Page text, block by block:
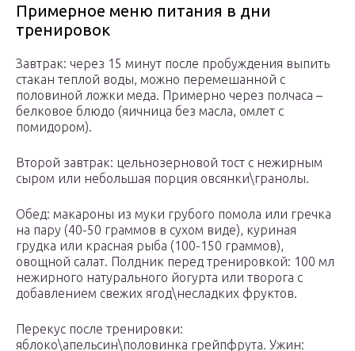
Примерное меню питания в дни
тренировок
Завтрак: через 15 минут после пробуждения выпить
стакан теплой воды, можно перемешанной с
половиной ложки меда. Примерно через полчаса –
белковое блюдо (яичница без масла, омлет с
помидором).
Второй завтрак: цельнозерновой тост с нежирным
сыром или небольшая порция овсянки\гранолы.
Обед: макароны из муки грубого помола или гречка
на пару (40-50 граммов в сухом виде), куриная
грудка или красная рыба (100-150 граммов),
овощной салат. Полдник перед тренировкой: 100 мл
нежирного натурального йогурта или творога с
добавлением свежих ягод\несладких фруктов.
Перекус после тренировки:
яблоко\апельсин\половинка грейпфрута. Ужин: